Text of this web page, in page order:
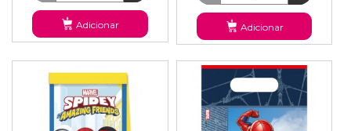
Adicionar Adicionar